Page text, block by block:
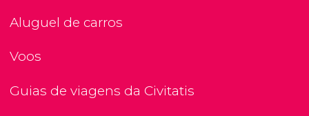
Aluguel de carros
Voos
Guias de viagens da Civitatis